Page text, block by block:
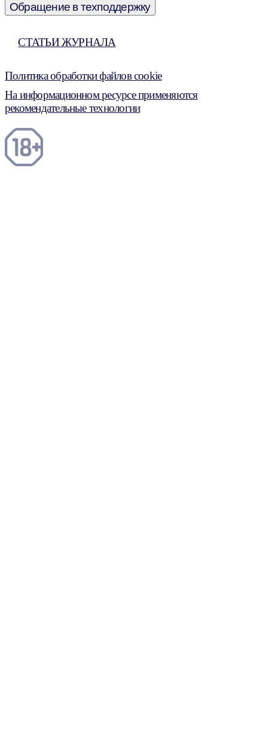
Обращение в техподдержку
СТАТЬИ ЖУРНАЛА
Политика обработки файлов cookie
На информационном ресурсе применяются
рекомендательные технологии